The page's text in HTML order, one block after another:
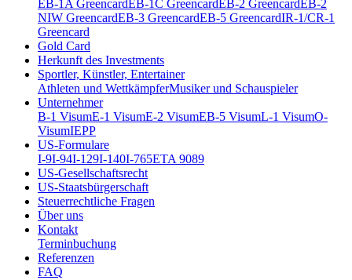
EB-1A GreencardEB-1C GreencardEB-2 GreencardEB-2
NIW GreencardEB-3 GreencardEB-5 GreencardIR-1/CR-1
Greencard
Gold Card
Herkunft des Investments
Sportler, Künstler, Entertainer
Athleten und WettkämpferMusiker und Schauspieler
Unternehmer
B-1 VisumE-1 VisumE-2 VisumEB-5 VisumL-1 VisumO-
VisumIEPP
US-Formulare
I-9I-94I-129I-140I-765ETA 9089
US-Gesellschaftsrecht
US-Staatsbürgerschaft
Steuerrechtliche Fragen
Über uns
Kontakt
Terminbuchung
Referenzen
FAQ